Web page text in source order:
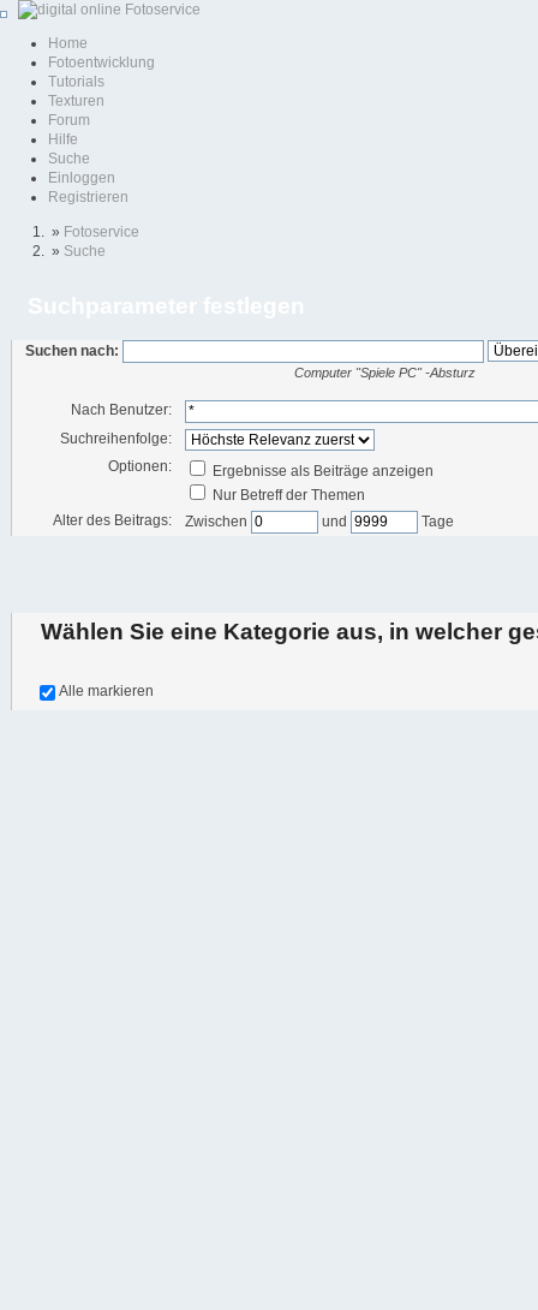
Home
Fotoentwicklung
Tutorials
Texturen
Forum
Hilfe
Suche
Einloggen
Registrieren
» Fotoservice
» Suche
Suchen nach:
Computer "Spiele PC" -Absturz
Nach Benutzer:
Suchreihenfolge:
Optionen:
Ergebnisse als Beiträge anzeigen
Nur Betreff der Themen
Alter des Beitrags:
Zwischen und Tage
Wählen Sie eine Kategorie aus, in welcher
Alle markieren